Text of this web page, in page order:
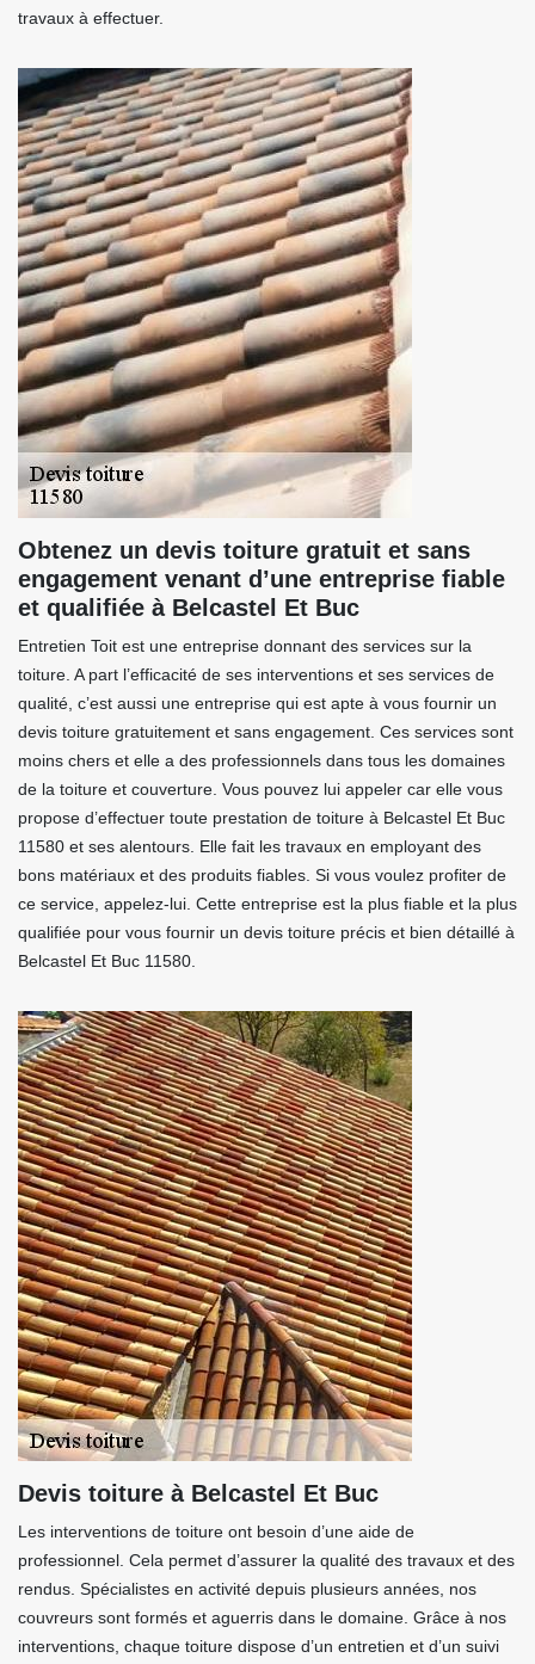
travaux à effectuer.
Obtenez un devis toiture gratuit et sans
engagement venant d’une entreprise fiable
et qualifiée à Belcastel Et Buc
Entretien Toit est une entreprise donnant des services sur la
toiture. A part l’efficacité de ses interventions et ses services de
qualité, c’est aussi une entreprise qui est apte à vous fournir un
devis toiture gratuitement et sans engagement. Ces services sont
moins chers et elle a des professionnels dans tous les domaines
de la toiture et couverture. Vous pouvez lui appeler car elle vous
propose d’effectuer toute prestation de toiture à Belcastel Et Buc
11580 et ses alentours. Elle fait les travaux en employant des
bons matériaux et des produits fiables. Si vous voulez profiter de
ce service, appelez-lui. Cette entreprise est la plus fiable et la plus
qualifiée pour vous fournir un devis toiture précis et bien détaillé à
Belcastel Et Buc 11580.
Devis toiture à Belcastel Et Buc
Les interventions de toiture ont besoin d’une aide de
professionnel. Cela permet d’assurer la qualité des travaux et des
rendus. Spécialistes en activité depuis plusieurs années, nos
couvreurs sont formés et aguerris dans le domaine. Grâce à nos
interventions, chaque toiture dispose d’un entretien et d’un suivi